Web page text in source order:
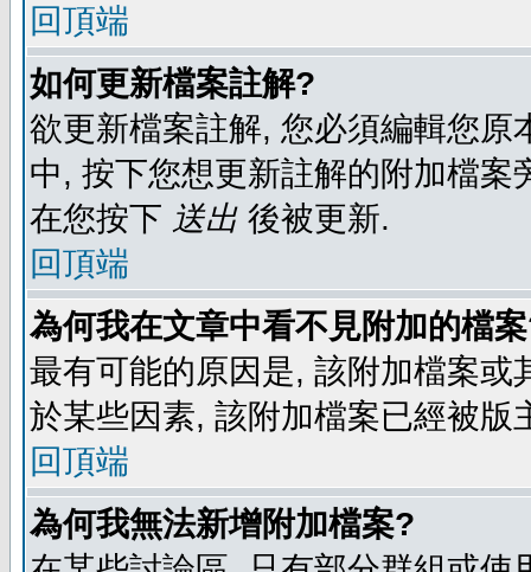
回頂端
如何更新檔案註解?
欲更新檔案註解, 您必須編輯您
中, 按下您想更新註解的附加檔案
在您按下 送出 後被更新.
回頂端
為何我在文章中看不見附加的檔
最有可能的原因是, 該附加檔案
於某些因素, 該附加檔案已經被版
回頂端
為何我無法新增附加檔案?